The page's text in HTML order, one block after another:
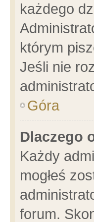
każdego
którym
Jeśli nie
Góra
Dlaczego
Każdy
mogłeś
forum.